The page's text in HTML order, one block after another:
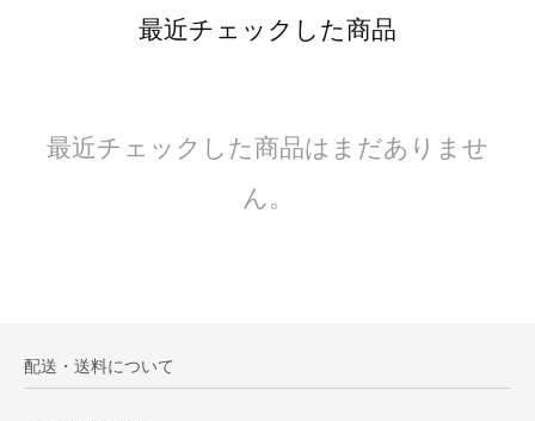
最近チェックした商品
最近チェックした商品はまだありませ
ん。
配送・送料について